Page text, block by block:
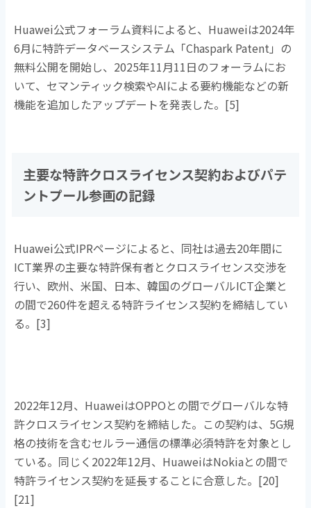
Huawei公式フォーラム資料によると、 Huaweiは2024年
6月に特許データベースシステム「Chaspark Patent 」の
無料公開を開始し、 2025年11月11日のフォーラムにお
いて、セマンティック検索やAIによる要約機能などの新
機能を追加したアップデートを発表した。 [5]
主要な特許クロスライセンス契約およびパテ
ントプール参画の記録
Huawei公式IPRページによると、同社は過去20年間に
ICT業界の主要な特許保有者とクロスライセンス交渉を
行い、欧州、米国、日本、韓国のグローバルICT企業と
の間で260件を超える特許ライセンス契約を締結してい
る。 [3]
2022年12月、 HuaweiはOPPOとの間でグローバルな特
許クロスライセンス契約を締結した。この契約は、 5G規
格の技術を含むセルラー通信の標準必須特許を対象とし
ている。同じく 2022年12月、 HuaweiはNokiaとの間で
特許ライセンス契約を延長することに合意した。 [20]
[21]